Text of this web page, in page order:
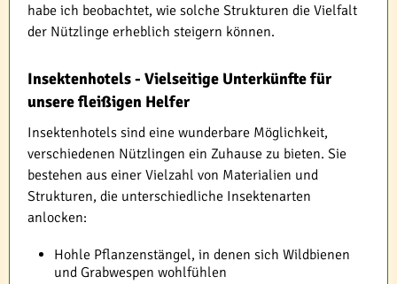
habe ich beobachtet, wie solche Strukturen die Vielfalt
der Nützlinge erheblich steigern können.
Insektenhotels - Vielseitige Unterkünfte für
unsere fleißigen Helfer
Insektenhotels sind eine wunderbare Möglichkeit,
verschiedenen Nützlingen ein Zuhause zu bieten. Sie
bestehen aus einer Vielzahl von Materialien und
Strukturen, die unterschiedliche Insektenarten
anlocken:
Hohle Pflanzenstängel, in denen sich Wildbienen
und Grabwespen wohlfühlen